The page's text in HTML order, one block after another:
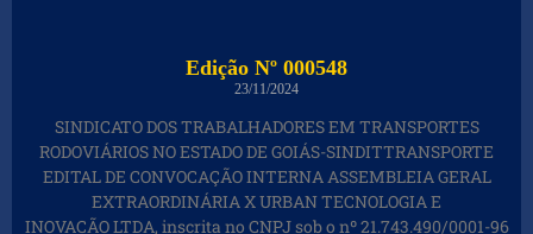
Edição Nº 000548
23/11/2024
SINDICATO DOS TRABALHADORES EM TRANSPORTES
RODOVIÁRIOS NO ESTADO DE GOIÁS-SINDITTRANSPORTE
EDITAL DE CONVOCAÇÃO INTERNA ASSEMBLEIA GERAL
EXTRAORDINÁRIA X URBAN TECNOLOGIA E
INOVACÃO LTDA, inscrita no CNPJ sob o nº 21.743.490/0001-96